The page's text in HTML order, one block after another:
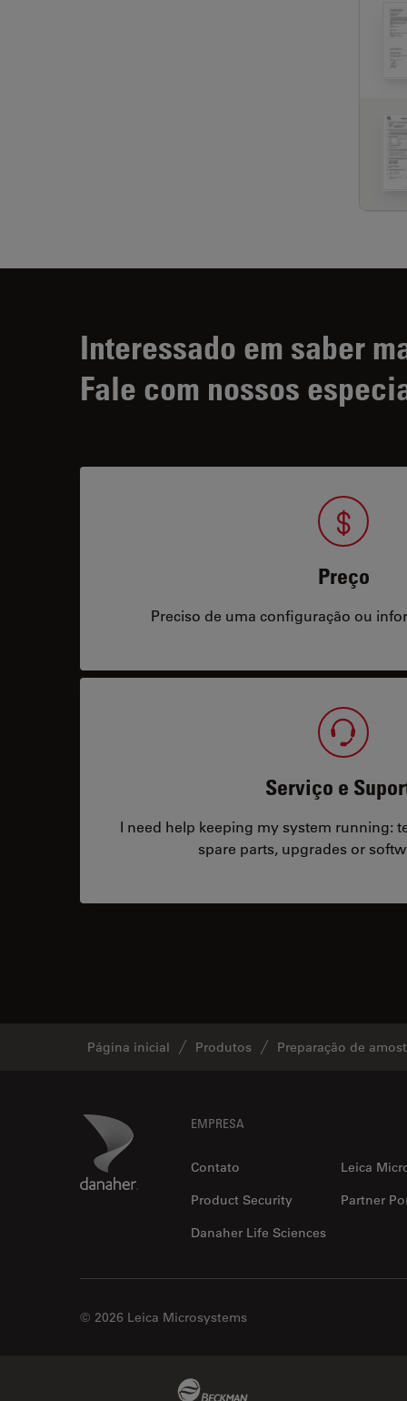
Interessado em saber
Fale com nossos
Preço
Preciso de uma configuração ou
Serviço e
I need help keeping my system running:
spare parts, upgrades or
Página inicial Produtos Preparação de
Danaher Logo EMPRESA
Contato
Leica
Product Security
Partner
Danaher Life Sciences
© 2026 Leica Microsystems